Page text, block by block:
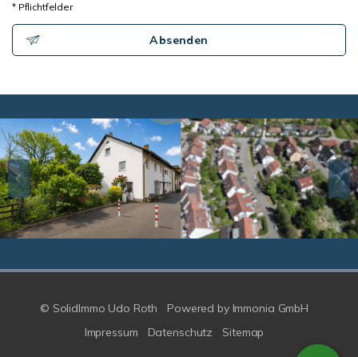
* Pflichtfelder
Absenden
© SolidImmo Udo Roth Powered by Immonia GmbH
Impressum
Datenschutz Sitemap